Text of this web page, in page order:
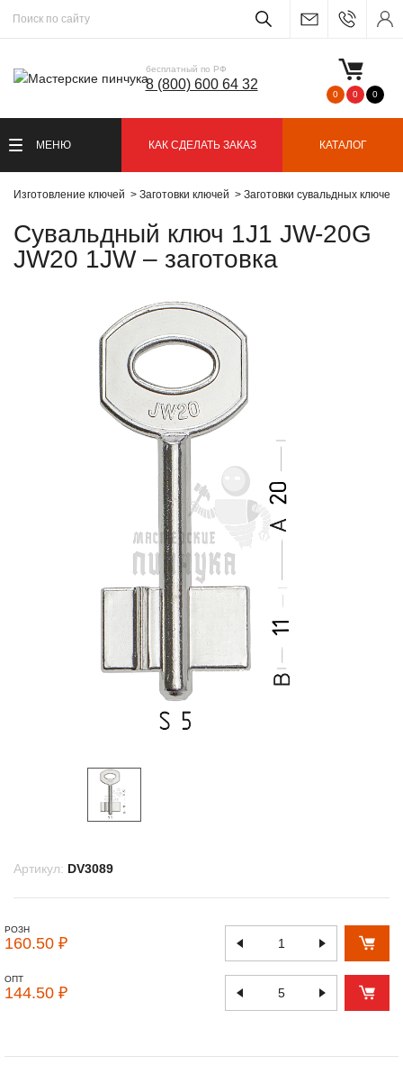
бесплатный по РФ
8 (800) 600 64 32
0 0 0
МЕНЮ КАК СДЕЛАТЬ ЗАКАЗ КАТАЛОГ
Изготовление ключей Заготовки ключей Заготовки сувальдных ключей
Сувальдный ключ 1J1 JW-20G
JW20 1JW – заготовка
Артикул: DV3089
РОЗН
160.50 ₽
ОПТ
144.50 ₽